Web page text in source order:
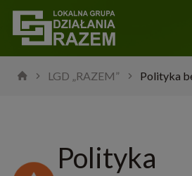
LGD „RAZEM” Polityka
Polityka